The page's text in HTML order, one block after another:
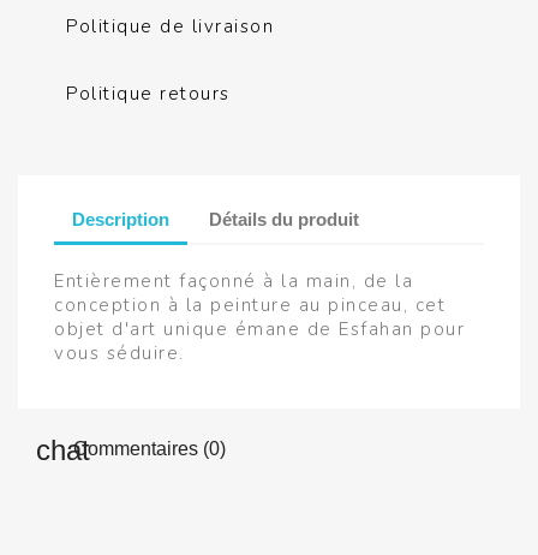
Politique de livraison
Politique retours
Description Détails du produit
Entièrement façonné à la main, de la
conception à la peinture au pinceau, cet
objet d'art unique émane de Esfahan pour
vous séduire.
Commentaires (0)